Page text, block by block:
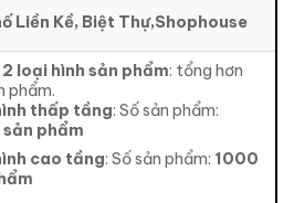
Liền Kề, Biệt Thự,Shophouse
2 loại hình sản phẩm: tổng hơn
phẩm.
thấp tầng: Số sản phẩm:
phẩm
cao tầng: Số sản phẩm: 1000